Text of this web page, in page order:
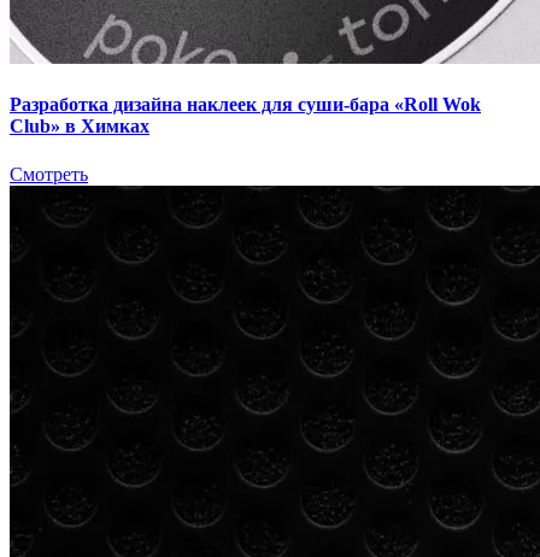
Разработка дизайна наклеек для суши-бара «Roll Wok
Club» в Химках
Смотреть